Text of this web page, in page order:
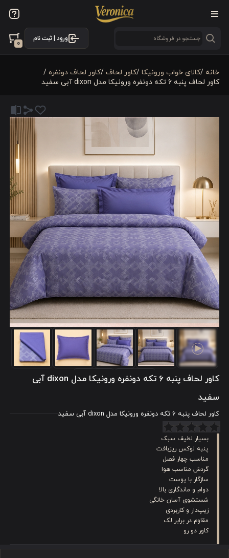
ورود | ثبت نام
0
خانه /کالای خواب ورونیکا /کاور لحاف /کاور لحاف دونفره /
کاور لحاف پنبه 6 تکه دونفره ورونیکا مدل dixon آبی سفید
کاور لحاف پنبه 6 تکه دونفره ورونیکا مدل dixon آبی
سفید
کاور لحاف پنبه 6 تکه دونفره ورونیکا مدل dixon آبی سفید
بسیار لطیف سبک
پنبه لوکس ریزبافت
مناسب چهار فصل
گردش مناسب هوا
سازگار با پوست
دوام و ماندگاری بالا
شستشوی آسان خانگی
زیپ‌دار و کاربردی
مقاوم در برابر لک
کاور دو رو